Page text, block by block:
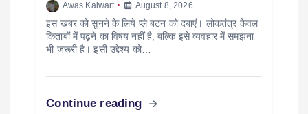
Awas Kaiwart August 8, 2026
इस खबर को सुनने के लिये प्ले बटन को दबाएं। लोकतंत्र केवल
किताबों में पढ़ने का विषय नहीं है, बल्कि इसे व्यवहार में समझना
भी जरूरी है। इसी उद्देश्य को…
Continue reading